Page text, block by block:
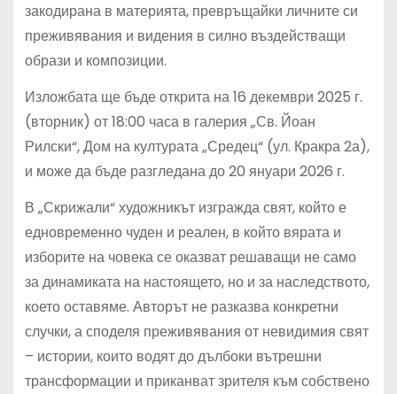
закодирана в материята, превръщайки личните си
преживявания и видения в силно въздействащи
образи и композиции.
Изложбата ще бъде открита на 16 декември 2025 г.
(вторник) от 18:00 часа в галерия „Св. Йоан
Рилски“, Дом на културата „Средец“ (ул. Кракра 2а),
и може да бъде разгледана до 20 януари 2026 г.
В „Скрижали“ художникът изгражда свят, който е
едновременно чуден и реален, в който вярата и
изборите на човека се оказват решаващи не само
за динамиката на настоящето, но и за наследството,
което оставяме. Авторът не разказва конкретни
случки, а споделя преживявания от невидимия свят
– истории, които водят до дълбоки вътрешни
трансформации и приканват зрителя към собствено